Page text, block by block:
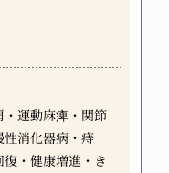
運動麻痺・関節
消化器病・痔
・健康増進・き